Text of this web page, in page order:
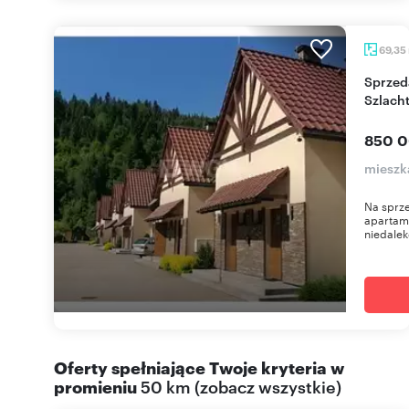
69,35
Sprzedam dwupoziomowe mieszkanie 69 m² w
850
Na
Oferty spełniające Twoje kryteria w
promieniu50 km (zobacz wszystkie)